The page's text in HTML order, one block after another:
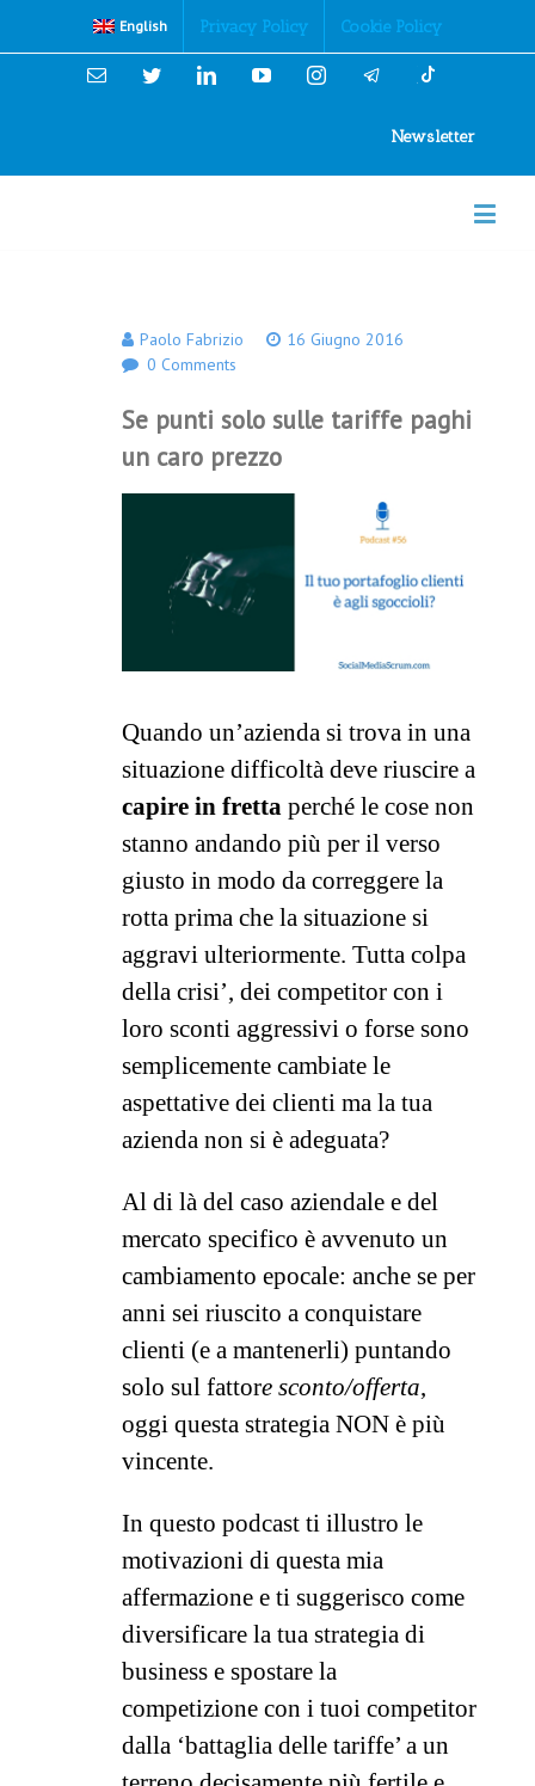
English Privacy Policy Cookie Policy
Email TwitterLinkedinYouTubeInstagram
Newsletter
Paolo Fabrizio
16 Giugno 2016
0 Comments
Se punti solo sulle tariffe paghi
un caro prezzo
Quando un’azienda si trova in una
situazione difficoltà deve riuscire a
capire in frettaperché le cose non
stanno andando più per il verso
giusto in modo da correggere la
rotta prima che la situazione si
aggravi ulteriormente. Tutta colpa
della crisi’, dei competitor con i
loro sconti aggressivi o forse sono
semplicemente cambiate le
aspettative dei clienti ma la tua
azienda non si è adeguata?
Al di là del caso aziendale e del
mercato specifico è avvenuto un
cambiamento epocale: anche se per
anni sei riuscito a conquistare
clienti (e a mantenerli) puntando
solo sul fattore sconto/offerta,
oggi questa strategia NON è più
vincente.
In questo podcast ti illustro le
motivazioni di questa mia
affermazione e ti suggerisco come
diversificare la tua strategia di
business e spostare la
competizione con i tuoi competitor
dalla ‘battaglia delle tariffe’ a un
Cookies Policy